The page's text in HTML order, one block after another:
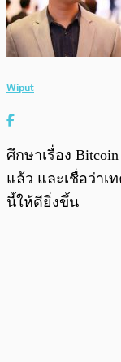
Wiput
ศึกษาเรื่อง
แล้ว และเชื่อว่าเ
นี้ให้ดียิ่งขึ้น